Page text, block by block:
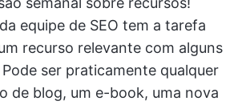
equipe de SEO tem a tarefa
recurso relevante com alguns
ser praticamente qualquer
de blog, um e-book, uma nova